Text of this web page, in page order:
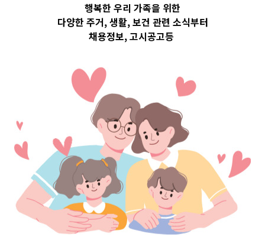
서울특별시강남
구 Top 3 및 주간
소식 –
20230612
2023-06-12
readybaby-admin
행복한 우리 가족을 위한
다양한 주거, 생활, 보건 관련 소식부터
채용정보, 고시공고등